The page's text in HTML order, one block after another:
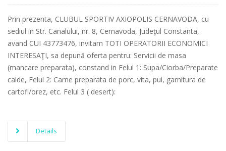
Prin prezenta, CLUBUL SPORTIV AXIOPOLIS CERNAVODA, cu
sediul in Str. Canalului, nr. 8, Cernavoda, Judeţul Constanta,
avand CUI 43773476, invitam TOTI OPERATORII ECONOMICI
INTERESAŢI, sa depună oferta pentru: Servicii de masa
(mancare preparata), constand in Felul 1: Supa/Ciorba/Preparate
calde, Felul 2: Carne preparata de porc, vita, pui, garnitura de
cartofi/orez, etc. Felul 3 ( desert):
Details